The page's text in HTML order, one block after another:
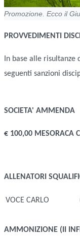
Promozione. Ecco il
PROVVEDIMENTI
In base alle
seguenti sanzioni
SOCIETA' AMMENDA
€ 100,00 MESORACA
ALLENATORI
VOCE CARLO
AMMONIZIONE (II